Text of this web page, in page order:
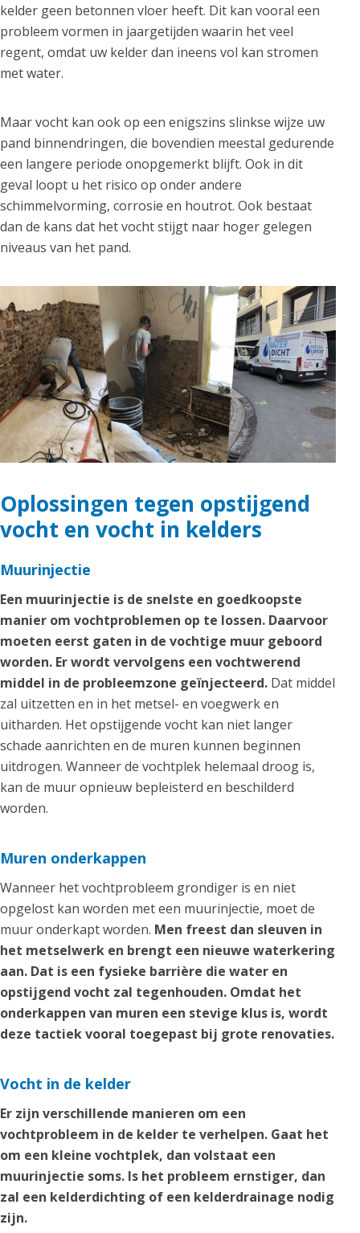
kelder geen betonnen vloer heeft. Dit kan vooral een
probleem vormen in jaargetijden waarin het veel
regent, omdat uw kelder dan ineens vol kan stromen
met water.
Maar vocht kan ook op een enigszins slinkse wijze uw
pand binnendringen, die bovendien meestal gedurende
een langere periode onopgemerkt blijft. Ook in dit
geval loopt u het risico op onder andere
schimmelvorming, corrosie en houtrot. Ook bestaat
dan de kans dat het vocht stijgt naar hoger gelegen
niveaus van het pand.
Oplossingen tegen opstijgend
vocht en vocht in kelders
Muurinjectie
Een muurinjectie is de snelste en goedkoopste
manier om vochtproblemen op te lossen. Daarvoor
moeten eerst gaten in de vochtige muur geboord
worden. Er wordt vervolgens een vochtwerend
middel in de probleemzone geïnjecteerd. Dat middel
zal uitzetten en in het metsel- en voegwerk en
uitharden. Het opstijgende vocht kan niet langer
schade aanrichten en de muren kunnen beginnen
uitdrogen. Wanneer de vochtplek helemaal droog is,
kan de muur opnieuw bepleisterd en beschilderd
worden.
Muren onderkappen
Wanneer het vochtprobleem grondiger is en niet
opgelost kan worden met een muurinjectie, moet de
muur onderkapt worden. Men freest dan sleuven in
het metselwerk en brengt een nieuwe waterkering
aan. Dat is een fysieke barrière die water en
opstijgend vocht zal tegenhouden. Omdat het
onderkappen van muren een stevige klus is, wordt
deze tactiek vooral toegepast bij grote renovaties.
Vocht in de kelder
Er zijn verschillende manieren om een
vochtprobleem in de kelder te verhelpen. Gaat het
om een kleine vochtplek, dan volstaat een
muurinjectie soms. Is het probleem ernstiger, dan
zal een kelderdichting of een kelderdrainage nodig
zijn.